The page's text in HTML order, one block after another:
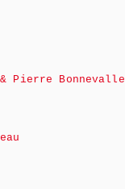
Pierre Bonnevalle